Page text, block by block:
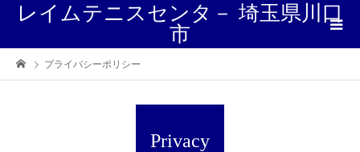
レイムテニスセンタ－ 埼玉県川口
市
プライバシーポリシー
Privacy